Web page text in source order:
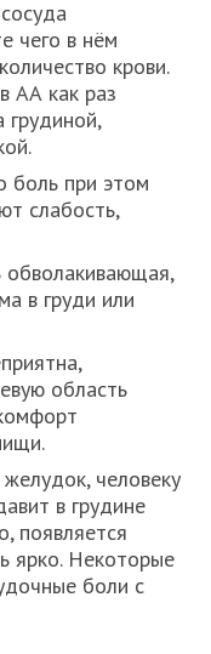
чего в нём
крови.
АА как раз
боль при этом
слабость,
обволакивающая,
в груди или
область
человеку
в грудине
появляется
ярко. Некоторые
боли с